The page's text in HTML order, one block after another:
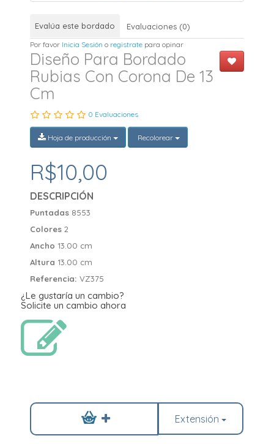
Evalúa este bordado Evaluaciones (0)
Por favor Inicia Sesión o registrate para opinar
Diseño Para Bordado
Rubias Con Corona De 13
Cm
0 Evaluaciones
Hoja de producción Recolorear
R$10,00
DESCRIPCIÓN
Puntadas 8553
Colores2
Ancho 13.00 cm
Altura 13.00 cm
Referencia: VZ375
¿Le gustaría un cambio?
Solicite un cambio ahora
Extensión